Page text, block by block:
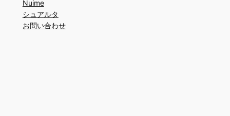
Nuime
シュアルタ
お問い合わせ